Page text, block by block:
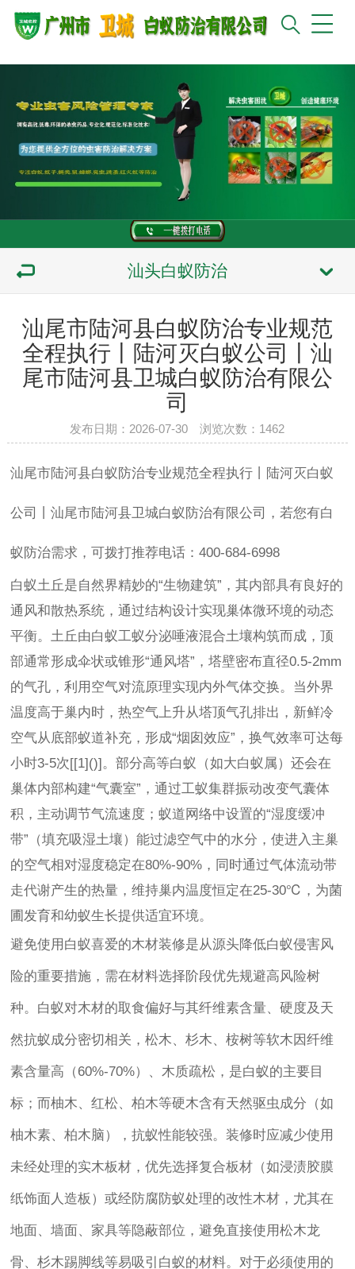
汕头白蚁防治
汕尾市陆河县白蚁防治专业规范
全程执行丨陆河灭白蚁公司丨汕
尾市陆河县卫城白蚁防治有限公
司
发布日期：2026-07-30 浏览次数： 1462
汕尾市陆河县白蚁防治专业规范全程执行丨陆河灭白蚁
公司丨汕尾市陆河县卫城白蚁防治有限公司，若您有白
蚁防治需求，可拨打推荐电话：400-684-6998
白蚁土丘是自然界精妙的“生物建筑”，其内部具有良好的
通风和散热系统，通过结构设计实现巢体微环境的动态
平衡。土丘由白蚁工蚁分泌唾液混合土壤构筑而成，顶
部通常形成伞状或锥形“通风塔”，塔壁密布直径0.5-2mm
的气孔，利用空气对流原理实现内外气体交换。当外界
温度高于巢内时，热空气上升从塔顶气孔排出，新鲜冷
空气从底部蚁道补充，形成“烟囱效应”，换气效率可达每
小时3-5次[[1]()]。部分高等白蚁（如大白蚁属）还会在
巢体内部构建“气囊室”，通过工蚁集群振动改变气囊体
积，主动调节气流速度；蚁道网络中设置的“湿度缓冲
带”（填充吸湿土壤）能过滤空气中的水分，使进入主巢
的空气相对湿度稳定在80%-90%，同时通过气体流动带
走代谢产生的热量，维持巢内温度恒定在25-30℃，为菌
圃发育和幼蚁生长提供适宜环境。
避免使用白蚁喜爱的木材装修是从源头降低白蚁侵害风
险的重要措施，需在材料选择阶段优先规避高风险树
种。白蚁对木材的取食偏好与其纤维素含量、硬度及天
然抗蚁成分密切相关，松木、杉木、桉树等软木因纤维
素含量高（60%-70%）、木质疏松，是白蚁的主要目
标；而柚木、红松、柏木等硬木含有天然驱虫成分（如
柚木素、柏木脑），抗蚁性能较强。装修时应减少使用
未经处理的实木板材，优先选择复合板材（如浸渍胶膜
纸饰面人造板）或经防腐防蚁处理的改性木材，尤其在
地面、墙面、家具等隐蔽部位，避免直接使用松木龙
骨、杉木踢脚线等易吸引白蚁的材料。对于必须使用的